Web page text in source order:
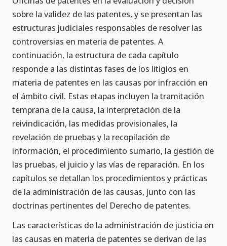
sobre la validez de las patentes, y se presentan las
estructuras judiciales responsables de resolver las
controversias en materia de patentes. A
continuación, la estructura de cada capítulo
responde a las distintas fases de los litigios en
materia de patentes en las causas por infracción en
el ámbito civil. Estas etapas incluyen la tramitación
temprana de la causa, la interpretación de la
reivindicación, las medidas provisionales, la
revelación de pruebas y la recopilación de
información, el procedimiento sumario, la gestión de
las pruebas, el juicio y las vías de reparación. En los
capítulos se detallan los procedimientos y prácticas
de la administración de las causas, junto con las
doctrinas pertinentes del Derecho de patentes.
Las características de la administración de justicia en
las causas en materia de patentes se derivan de las